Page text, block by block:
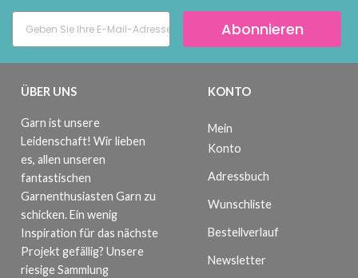
Abonnieren
ÜBER UNS
Garn ist unsere
Leidenschaft! Wir lieben
es, allen unseren
fantastischen
Garnenthusiasten Garn zu
schicken. Ein wenig
Inspiration für das nächste
Projekt gefällig? Unsere
riesige Sammlung
KONTO
Mein
Konto
Adressbuch
Wunschliste
Bestellverlauf
Newsletter